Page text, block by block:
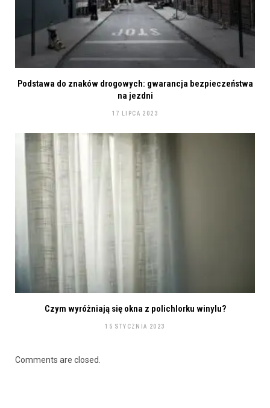
Podstawa do znaków drogowych: gwarancja bezpieczeństwa
na jezdni
17 LIPCA 2023
Czym wyróżniają się okna z polichlorku winylu?
15 STYCZNIA 2023
Comments are closed.